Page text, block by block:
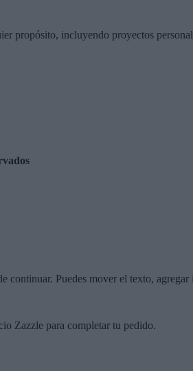
propósito, incluyendo proyectos
continuar. Puedes mover el texto,
Zazzle para completar tu pedido.